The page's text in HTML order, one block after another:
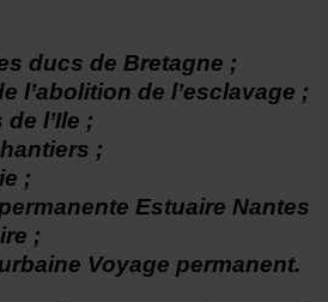
ducs de Bretagne ;
l’abolition de l’esclavage ;
l’Ile ;
;
;
Estuaire Nantes
;
Voyage permanent.